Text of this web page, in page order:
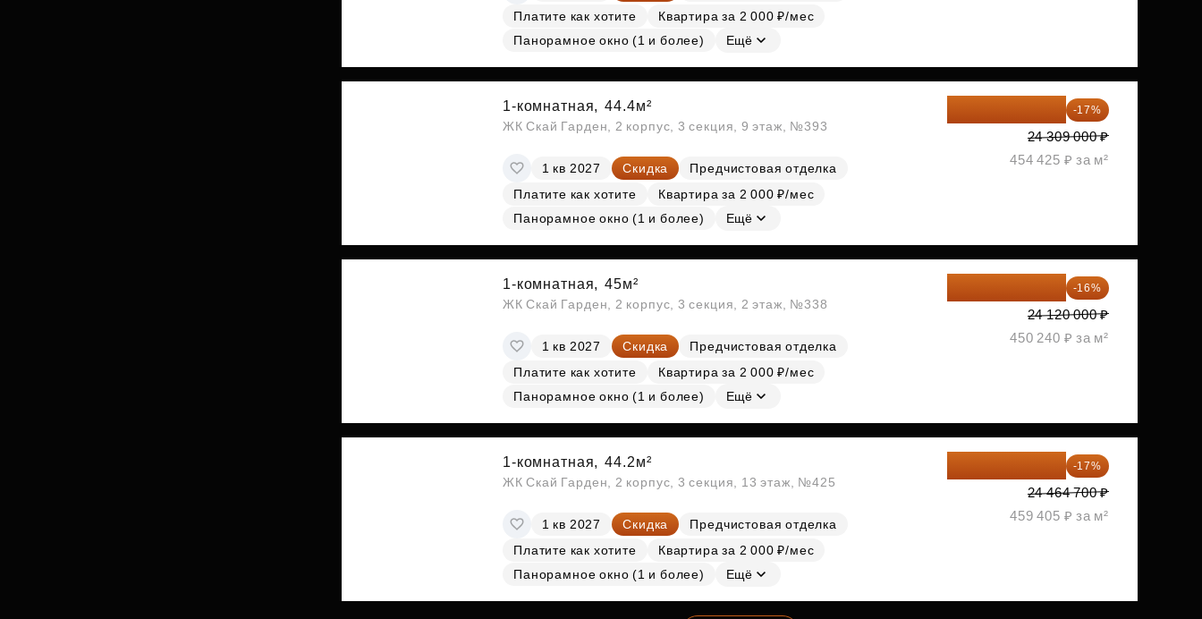
Платите как хотите
Квартира за 2 000 ₽/мес
Панорамное окно (1 и более)
Ещё
1-комнатная, 44.4м²
ЖК Скай Гарден, 2 корпус, 3 секция, 9 этаж, №393
1 кв 2027 Скидка
Предчистовая отделка
Платите как хотите
Квартира за 2 000 ₽/мес
Панорамное окно (1 и более)
Ещё
-17%
24 309 000 ₽
454 425 ₽ за м²
1-комнатная, 45м²
ЖК Скай Гарден, 2 корпус, 3 секция, 2 этаж, №338
1 кв 2027 Скидка
Предчистовая отделка
Платите как хотите
Квартира за 2 000 ₽/мес
Панорамное окно (1 и более)
Ещё
-16%
24 120 000 ₽
450 240 ₽ за м²
1-комнатная, 44.2м²
ЖК Скай Гарден, 2 корпус, 3 секция, 13 этаж, №425
1 кв 2027 Скидка
Предчистовая отделка
Платите как хотите
Квартира за 2 000 ₽/мес
Панорамное окно (1 и более)
Ещё
-17%
24 464 700 ₽
459 405 ₽ за м²